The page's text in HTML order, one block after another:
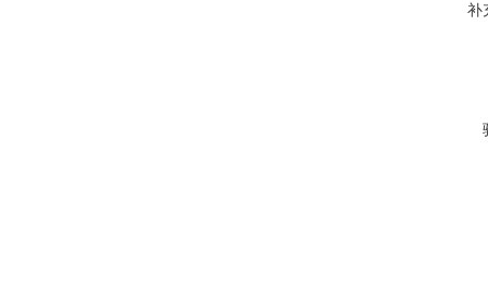
补